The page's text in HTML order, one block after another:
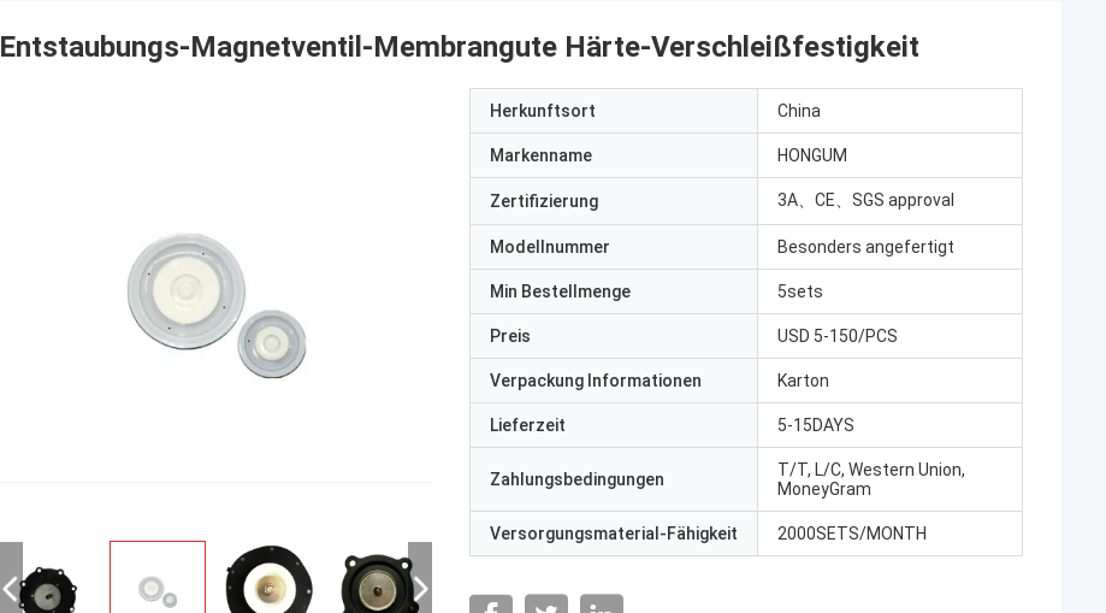
Entstaubungs-Magnetventil-Membrangute Härte-Verschleißfestigkeit
Herkunftsort China
Markenname HONGUM
Zertifizierung 3A、CE、SGS approval
Modellnummer Besonders angefertigt
Min Bestellmenge 5sets
Preis USD 5-150/PCS
Verpackung Informationen Karton
Lieferzeit 5-15DAYS
Zahlungsbedingungen
T/T, L/C, Western Union,
MoneyGram
Versorgungsmaterial-Fähigkeit 2000SETS/MONTH